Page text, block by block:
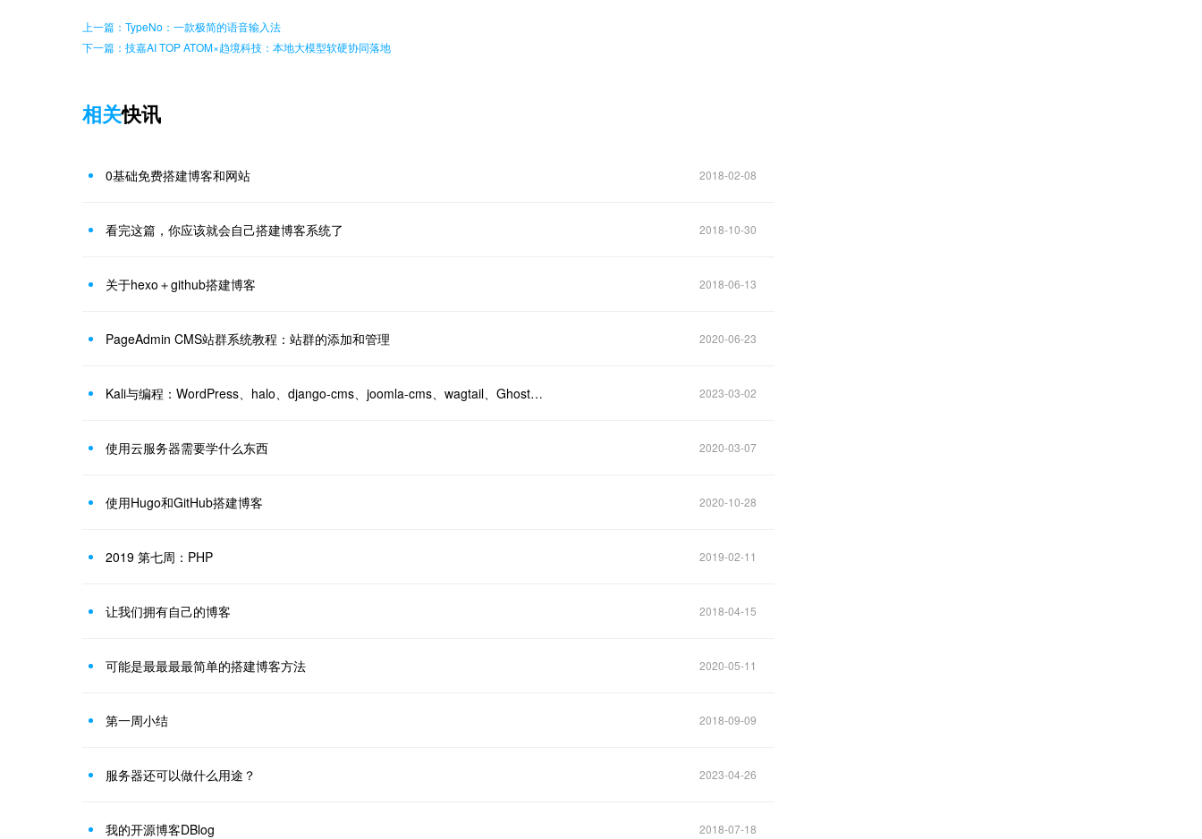
上一篇：TypeNo：一款极简的语音输入法
下一篇：技嘉AI TOP ATOM×趋境科技：本地大模型软硬协同落地
相关快讯
0基础免费搭建博客和网站 2018-02-08
看完这篇，你应该就会自己搭建博客系统了 2018-10-30
关于hexo＋github搭建博客 2018-06-13
PageAdmin CMS站群系统教程：站群的添加和管理 2020-06-23
Kali与编程：WordPress、halo、​django-cms、joomla-cms、wagtail、Ghost开源CMS 2023-03-02
使用云服务器需要学什么东西 2020-03-07
使用Hugo和GitHub搭建博客 2020-10-28
2019 第七周：PHP 2019-02-11
让我们拥有自己的博客 2018-04-15
可能是最最最最简单的搭建博客方法 2020-05-11
第一周小结 2018-09-09
服务器还可以做什么用途？ 2023-04-26
我的开源博客DBlog 2018-07-18